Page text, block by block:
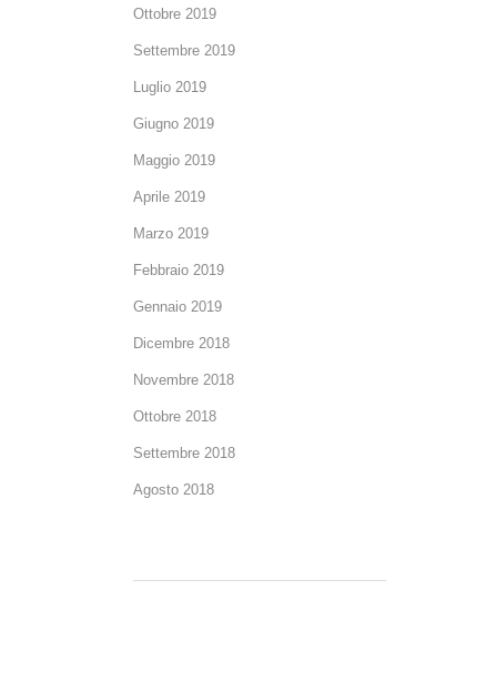
Ottobre 2019
Settembre 2019
Luglio 2019
Giugno 2019
Maggio 2019
Aprile 2019
Marzo 2019
Febbraio 2019
Gennaio 2019
Dicembre 2018
Novembre 2018
Ottobre 2018
Settembre 2018
Agosto 2018